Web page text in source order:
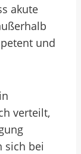
akute
und
verteilt,
sich bei